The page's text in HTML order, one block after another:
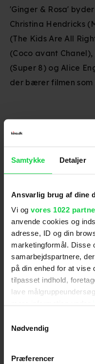
Samtykke Detaljer
Ansvarlig brug af dine
Vi og vores 1022
anvende cookies og
adresse, ID og din
marketingformål. Disse
samarbejdspartnere,
på din enhed for at vise
tilpasset indhold,
lave
tilbage eller ændre
"Cookiedeklaration",
Nødvendig
Præferencer
Anmeldelser fra
Platt,Annette Bening
Genre:Drama
Aldersmærke
Distributør: UIP
'Ginger & Rosa'
Christina Hendricks
(The Kids Are All
(Coco avant
(Super 8) og Alice
der bærer filmen som